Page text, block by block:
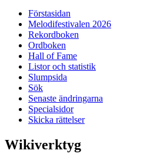
Förstasidan
Melodifestivalen 2026
Rekordboken
Ordboken
Hall of Fame
Listor och statistik
Slumpsida
Sök
Senaste ändringarna
Specialsidor
Skicka rättelser
Wikiverktyg